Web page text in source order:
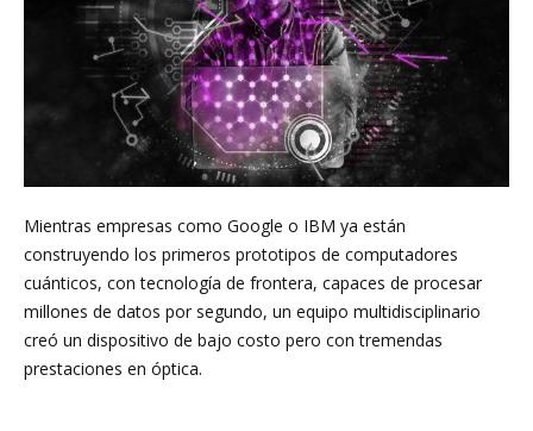
Óptica,
MIRO
Mientras empresas como Google o IBM ya están
construyendo los primeros prototipos de computadores
cuánticos, con tecnología de frontera, capaces de procesar
millones de datos por segundo, un equipo multidisciplinario
creó un dispositivo de bajo costo pero con tremendas
prestaciones en óptica.